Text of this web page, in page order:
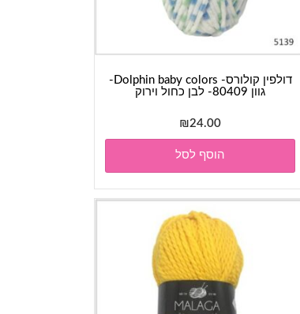
דולפין קולורס- Dolphin baby colors-
גוון 80409- לבן כחול וירוק
₪24.00
הוסף לסל